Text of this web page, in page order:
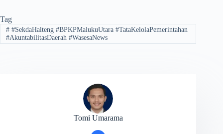
Tag
##SekdaHalteng #BPKPMalukuUtara #TataKelolaPemerintahan
#AkuntabilitasDaerah #WasesaNews
Tomi Umarama